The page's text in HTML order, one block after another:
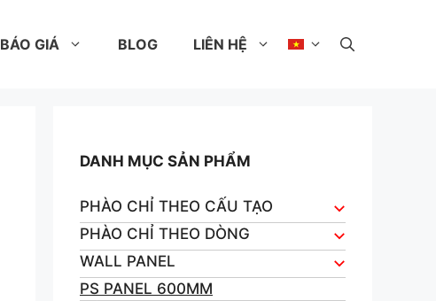
BÁO GIÁ BLOG LIÊN HỆ
DANH MỤC SẢN PHẨM
PHÀO CHỈ THEO CẤU TẠO
PHÀO CHỈ THEO DÒNG
WALL PANEL
PS PANEL 600MM